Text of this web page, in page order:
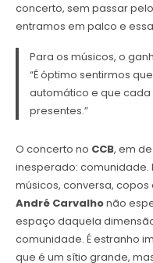
concerto, sem passar
entramos em palco e
Para os músicos, o
“É óptimo sentirmos
automático e que
presentes.”
O concerto no CCB, em
inesperado: comunidade.
músicos, conversa,
André Carvalhonão
espaço daquela
comunidade. É estranho
que é um sítio grande,